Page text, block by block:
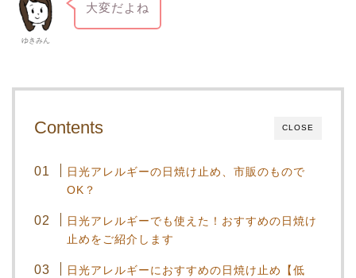
ゆきみん
大変だよね
CLOSE
Contents
日光アレルギーの日焼け止め、市販のもので
OK？
日光アレルギーでも使えた！おすすめの日焼け
止めをご紹介します
日光アレルギーにおすすめの日焼け止め【低